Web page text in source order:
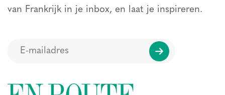
van Frankrijk in je inbox, en laat je inspireren.